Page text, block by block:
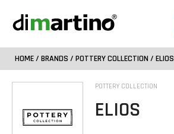
HOME/ BRANDS / POTTERY COLLECTION / ELIOS
POTTERY COLLECTION
ELIOS